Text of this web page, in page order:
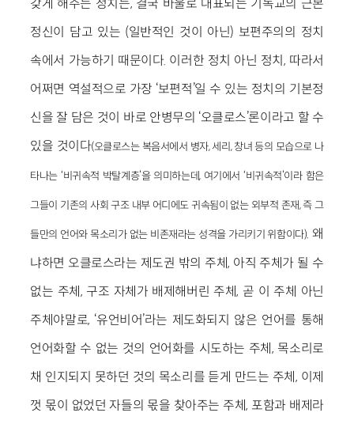
갖게 해주는 정치는, 결국 바울로 대표되는 기독교의 근본
정신이 담고 있는 (일반적인 것이 아닌) 보편주의의 정치
속에서 가능하기 때문이다. 이러한 정치 아닌 정치, 따라서
어쩌면 역설적으로 가장 ‘보편적’일 수 있는 정치의 기본정
신을 잘 담은 것이 바로 안병무의 ‘오클로스’론이라고 할 수
있을 것이다(오클로스는 복음서에서 병자, 세리, 창녀 등의 모습으로 나
타나는 ‘비귀속적 박탈계층’을 의미하는데, 여기에서 ‘비귀속적’이라 함은
그들이 기존의 사회 구조 내부 어디에도 귀속됨이 없는 외부적 존재, 즉 그
들만의 언어와 목소리가 없는 비존재라는 성격을 가리키기 위함이다). 왜
냐하면 오클로스라는 제도권 밖의 주체, 아직 주체가 될 수
없는 주체, 구조 자체가 배제해버린 주체, 곧 이 주체 아닌
주체야말로, ‘유언비어’라는 제도화되지 않은 언어를 통해
언어화할 수 없는 것의 언어화를 시도하는 주체, 목소리로
채 인지되지 못하던 것의 목소리를 듣게 만드는 주체, 이제
껏 몫이 없었던 자들의 몫을 찾아주는 주체, 포함과 배제라